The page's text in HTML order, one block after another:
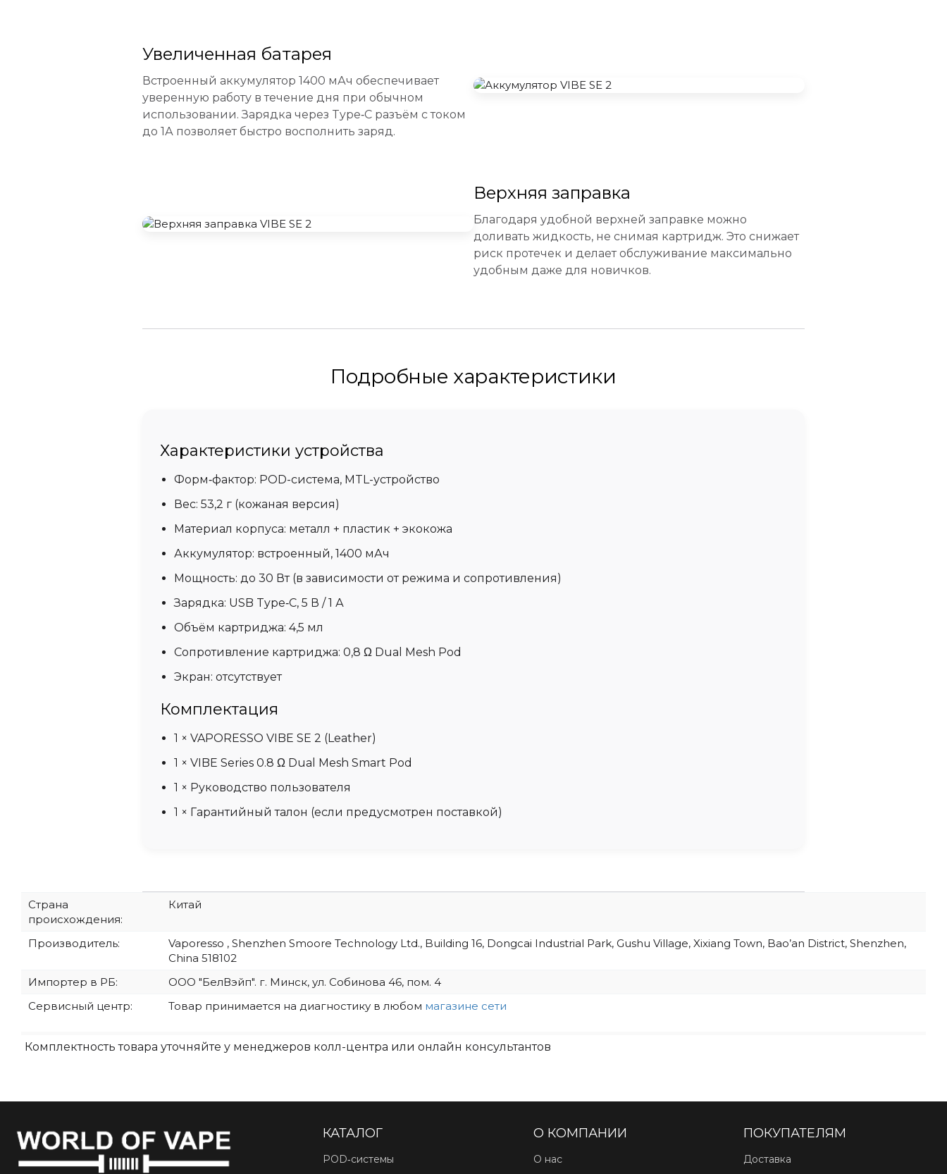
Увеличенная батарея
Встроенный аккумулятор 1400 мАч обеспечивает
уверенную работу в течение дня при обычном
использовании. Зарядка через Type‑C разъём с током
до 1А позволяет быстро восполнить заряд.
Верхняя заправка
Благодаря удобной верхней заправке можно
доливать жидкость, не снимая картридж. Это снижает
риск протечек и делает обслуживание максимально
удобным даже для новичков.
Подробные характеристики
Характеристики устройства
Форм‑фактор: POD-система, MTL-устройство
Вес: 53,2 г (кожаная версия)
Материал корпуса: металл + пластик + экокожа
Аккумулятор: встроенный, 1400 мАч
Мощность: до 30 Вт (в зависимости от режима и сопротивления)
Зарядка: USB Type‑C, 5 В / 1 А
Объём картриджа: 4,5 мл
Сопротивление картриджа: 0,8 Ω Dual Mesh Pod
Экран: отсутствует
Комплектация
1 × VAPORESSO VIBE SE 2 (Leather)
1 × VIBE Series 0.8 Ω Dual Mesh Smart Pod
1 × Руководство пользователя
1 × Гарантийный талон (если предусмотрен поставкой)
Страна
происхождения:
Китай
Производитель:
Vaporesso , Shenzhen Smoore Technology Ltd., Building 16, Dongcai Industrial Park, Gushu Village, Xixiang Town, Bao’an District, Shenzhen,
China 518102
Импортер в РБ:
ООО "БелВэйп". г. Минск, ул. Собинова 46, пом. 4
Сервисный центр:
Товар принимается на диагностику в любом магазине сети
Комплектность товара уточняйте у менеджеров колл-центра или онлайн консультантов
КАТАЛОГ
POD‑системы
О КОМПАНИИ
О нас
ПОКУПАТЕЛЯМ
Доставка